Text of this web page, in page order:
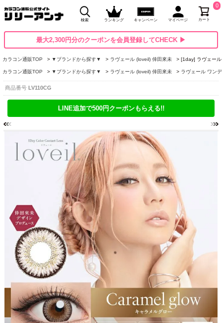
検索 ランキング キャンペーン マイページ カート
0
最大2,300円分のクーポンを会員登録してCHECK ▶
カラコン通販TOP ▼ブランドから探す▼ ラヴェール (loveil) 倖田來未 [1day] ラヴェー
カラコン通販TOP ▼ブランドから探す▼ ラヴェール (loveil) 倖田來未 ラヴェール ワン
商品番号 LV110CG
LINE追加で500円クーポンもらえる!!